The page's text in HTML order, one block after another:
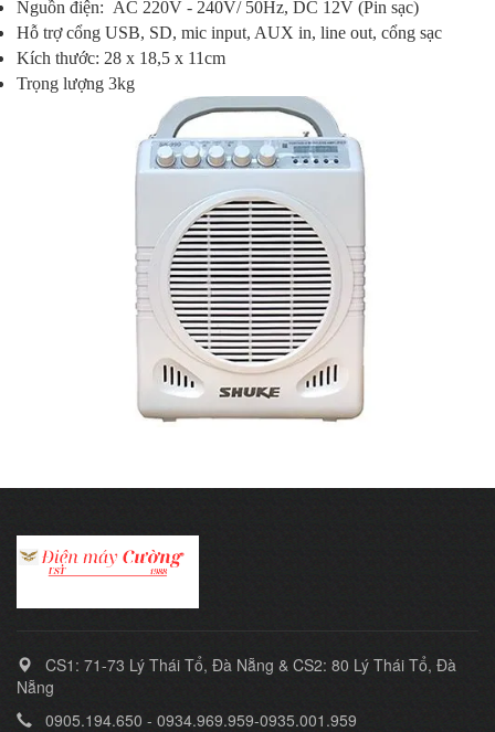
Nguồn điện: AC 220V - 240V/ 50Hz, DC 12V (Pin sạc)
Hỗ trợ cổng USB, SD, mic input, AUX in, line out, cổng sạc
Kích thước: 28 x 18,5 x 11cm
Trọng lượng 3kg
CS1: 71-73 Lý Thái Tổ, Đà Nẵng & CS2: 80 Lý Thái Tổ, Đà
Nẵng
0905.194.650 - 0934.969.959-0935.001.959